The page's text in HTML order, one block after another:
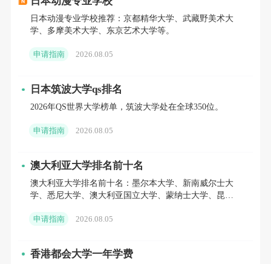
现稳中有升，无一所院校掉队，梯度适配全分段申请
🔹 名校守住十强基本盘：香港大学稳居亚洲第6
文大学稳稳卡位第10位，文科、商科、传媒类热门专业
市大学、香港理工大学牢牢锁定亚洲前20黄金梯队，工
科、理科、商科专项实力硬核;香港浸会大学强势逆袭，
🔹 新晋院校首登榜单即入百强：今年香港上榜高校
日本动漫专业学校推荐：京都精华大学、武藏野美术大
学、多摩美术大学、东京艺术大学等。
申请指南 2026.08.05
日本筑波大学qs排名
2026年QS世界大学榜单，筑波大学处在全球350位。
申请指南 2026.08.05
澳大利亚大学排名前十名
澳大利亚大学排名前十名：墨尔本大学、新南威尔士大
学、悉尼大学、澳大利亚国立大学、蒙纳士大学、昆士
申请指南 2026.08.05
香港都会大学一年学费